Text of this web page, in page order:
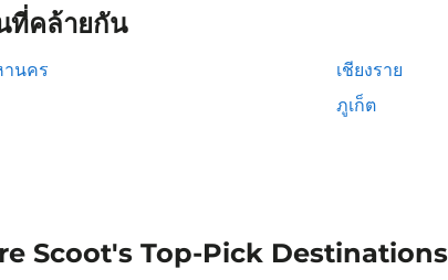
ที่คล้ายกัน
านคร เชียงราย
ภูเก็ต
Scoot's Top-Pick Destinations